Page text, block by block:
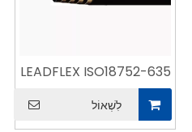
LEADFLEX ISO18752-635
לִשְׁאוֹל